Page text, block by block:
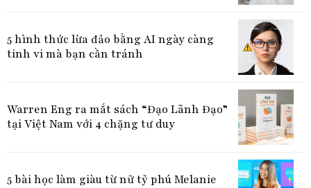
5 hình thức lừa đảo bằng AI ngày càng
tinh vi mà bạn cần tránh
Warren Eng ra mắt sách “Đạo Lãnh Đạo”
tại Việt Nam với 4 chặng tư duy
5 bài học làm giàu từ nữ tỷ phú Melanie